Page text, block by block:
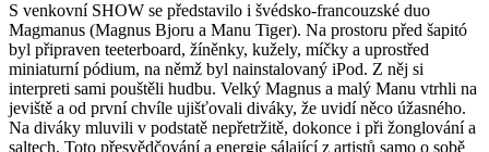
S venkovní SHOW se představilo i švédsko-francouzské duo
Magmanus (Magnus Bjoru a Manu Tiger). Na prostoru před šapitó
byl připraven teeterboard, žíněnky, kužely, míčky a uprostřed
miniaturní pódium, na němž byl nainstalovaný iPod. Z něj si
interpreti sami pouštěli hudbu. Velký Magnus a malý Manu vtrhli na
jeviště a od první chvíle ujišťovali diváky, že uvidí něco úžasného.
Na diváky mluvili v podstatě nepřetržitě, dokonce i při žonglování a
saltech. Toto přesvědčování a energie sálající z artistů samo o sobě